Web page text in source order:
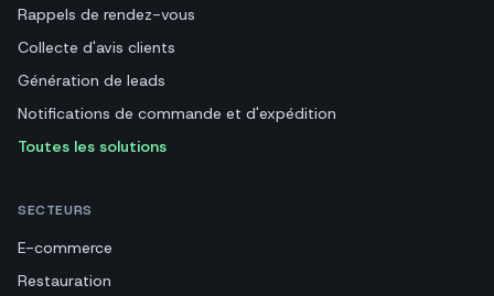
Rappels de rendez-vous
Collecte d'avis clients
Génération de leads
Notifications de commande et d'expédition
Toutes les solutions
SECTEURS
E-commerce
Restauration